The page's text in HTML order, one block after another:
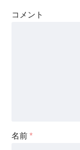
コメント
名前*